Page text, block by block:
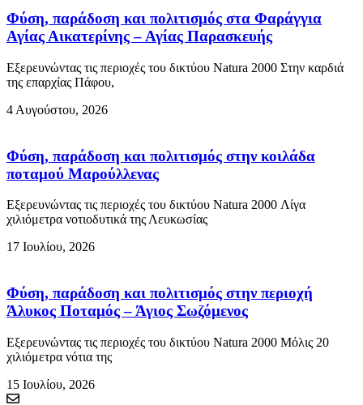
Φύση, παράδοση και πολιτισμός στα Φαράγγια
Αγίας Αικατερίνης – Αγίας Παρασκευής
Εξερευνώντας τις περιοχές του δικτύου Natura 2000 Στην καρδιά
της επαρχίας Πάφου,
4 Αυγούστου, 2026
Φύση, παράδοση και πολιτισμός στην κοιλάδα
ποταμού Μαρούλλενας
Εξερευνώντας τις περιοχές του δικτύου Natura 2000 Λίγα
χιλιόμετρα νοτιοδυτικά της Λευκωσίας
17 Ιουλίου, 2026
Φύση, παράδοση και πολιτισμός στην περιοχή
Άλυκος Ποταμός – Άγιος Σωζόμενος
Εξερευνώντας τις περιοχές του δικτύου Natura 2000 Μόλις 20
χιλιόμετρα νότια της
15 Ιουλίου, 2026